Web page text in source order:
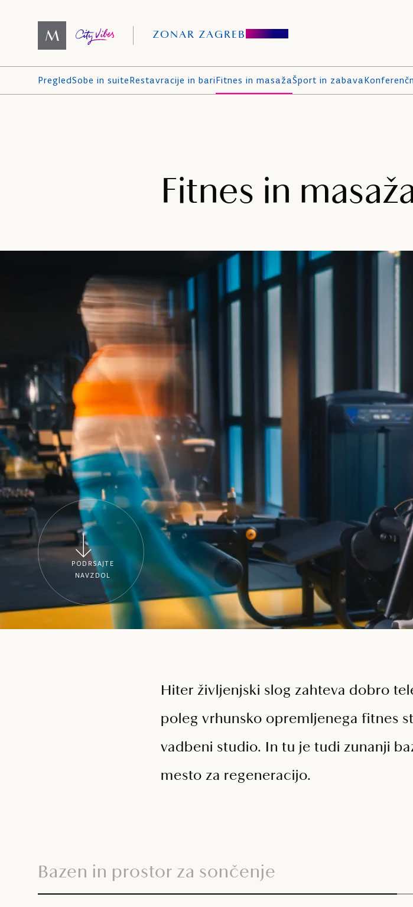
ZONAR ZAGREB
PregledSobe in suiteRestavracije in bariFitnes in masažaŠport in zabava
Fitnes in
PODRSAJTE
NAVZDOL
Hiter življenjski slog zahteva dobro
poleg vrhunsko opremljenega fitnes
vadbeni studio. In tu je tudi zunanji
mesto za regeneracijo.
Bazen in prostor za sončenje